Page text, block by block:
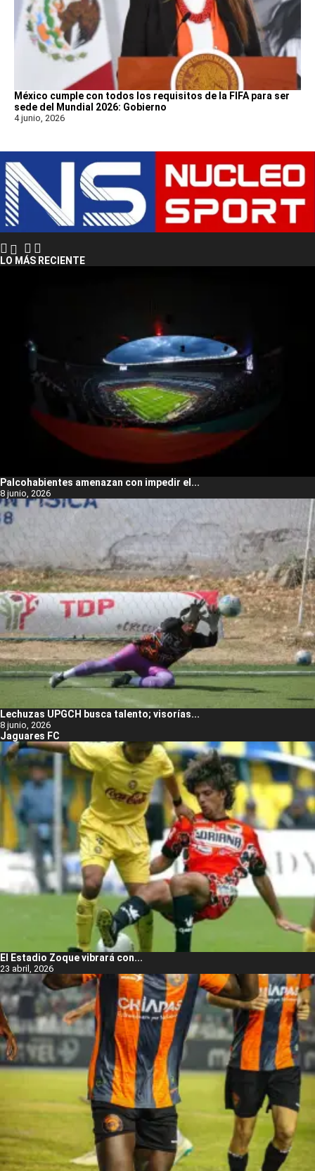
México cumple con todos los requisitos de la FIFA para ser
sede del Mundial 2026: Gobierno
4 junio, 2026
LO MÁS RECIENTE
Palcohabientes amenazan con impedir el...
8 junio, 2026
Lechuzas UPGCH busca talento; visorías...
8 junio, 2026
Jaguares FC
El Estadio Zoque vibrará con...
23 abril, 2026